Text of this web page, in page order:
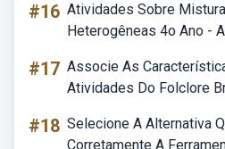
#16 Atividades Sobre
Heterogêneas 4o Ano -
#17 Associe As
Atividades Do Folclore
#18 Selecione A Alternativa
Corretamente A